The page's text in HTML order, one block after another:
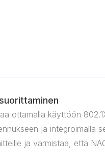
ottamalla käyttöön
ja integroimalla
ja varmistaa, että